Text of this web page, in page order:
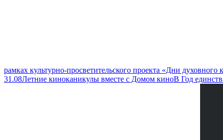
рамках культурно-просветительского проекта «Дни
31.08Летние киноканикулы вместе с Домом киноВ Год